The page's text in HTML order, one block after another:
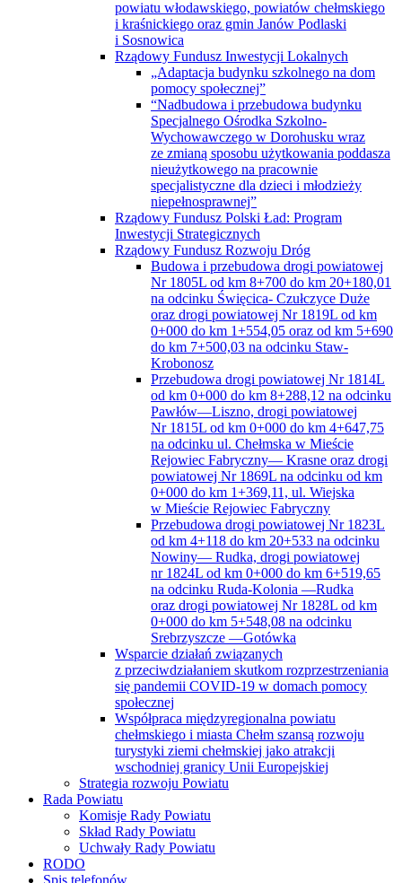
powiatu włodawskiego, powiatów chełmskiego
i kraśnickiego oraz gmin Janów Podlaski
i Sosnowica
Rządowy Fundusz Inwestycji Lokalnych
„Adaptacja budynku szkolnego na dom
pomocy społecznej”
“Nadbudowa i przebudowa budynku
Specjalnego Ośrodka Szkolno-
Wychowawczego w Dorohusku wraz
ze zmianą sposobu użytkowania poddasza
nieużytkowego na pracownie
specjalistyczne dla dzieci i młodzieży
niepełnosprawnej”
Rządowy Fundusz Polski Ład: Program
Inwestycji Strategicznych
Rządowy Fundusz Rozwoju Dróg
Budowa i przebudowa drogi powiatowej
Nr 1805L od km 8+700 do km 20+180,01
na odcinku Święcica- Czułczyce Duże
oraz drogi powiatowej Nr 1819L od km
0+000 do km 1+554,05 oraz od km 5+690
do km 7+500,03 na odcinku Staw-
Krobonosz
Przebudowa drogi powiatowej Nr 1814L
od km 0+000 do km 8+288,12 na odcinku
Pawłów—Liszno, drogi powiatowej
Nr 1815L od km 0+000 do km 4+647,75
na odcinku ul. Chełmska w Mieście
Rejowiec Fabryczny— Krasne oraz drogi
powiatowej Nr 1869L na odcinku od km
0+000 do km 1+369,11, ul. Wiejska
w Mieście Rejowiec Fabryczny
Przebudowa drogi powiatowej Nr 1823L
od km 4+118 do km 20+533 na odcinku
Nowiny— Rudka, drogi powiatowej
nr 1824L od km 0+000 do km 6+519,65
na odcinku Ruda-Kolonia —Rudka
oraz drogi powiatowej Nr 1828L od km
0+000 do km 5+548,08 na odcinku
Srebrzyszcze —Gotówka
Wsparcie działań związanych
z przeciwdziałaniem skutkom rozprzestrzeniania
się pandemii COVID-19 w domach pomocy
społecznej
Współpraca międzyregionalna powiatu
chełmskiego i miasta Chełm szansą rozwoju
turystyki ziemi chełmskiej jako atrakcji
wschodniej granicy Unii Europejskiej
Strategia rozwoju Powiatu
Rada Powiatu
Komisje Rady Powiatu
Skład Rady Powiatu
Uchwały Rady Powiatu
RODO
Spis telefonów